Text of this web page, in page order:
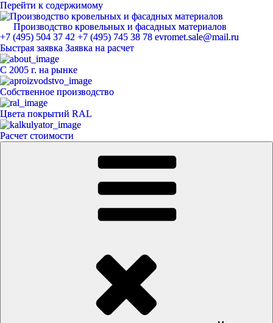
Перейти к содержимому
Производство кровельных и фасадных материалов
ЕвроМет
+7 (495) 504 37 42 +7 (495) 745 38 78 evromet.sale@mail.ru
Быстрая заявка Заявка на расчет
С 2005 г. на рынке
Собственное производство
Цвета покрытий RAL
Расчет стоимости